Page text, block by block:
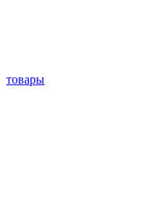
товары